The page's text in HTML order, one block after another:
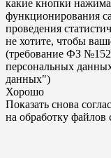
какие кнопки
функционирования
проведения
не хотите, чтобы
(требование ФЗ
персональных
данных")
Хорошо
Показать снова
на обработку файлов